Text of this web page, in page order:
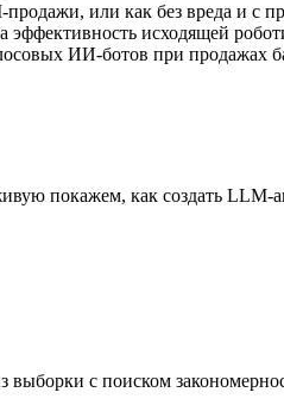
продажи, или как без вреда и с
исходящей
ИИ-ботов при продажах
покажем, как создать LLM-
с поиском